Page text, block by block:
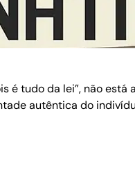
é tudo da lei”, não
autêntica do